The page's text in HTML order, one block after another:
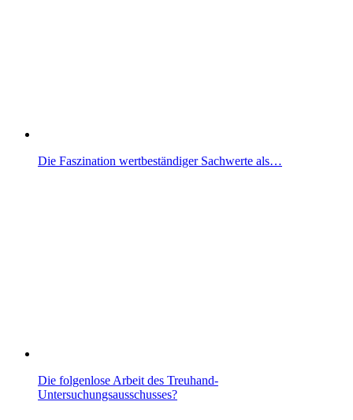
Die Faszination wertbeständiger Sachwerte als…
Die folgenlose Arbeit des Treuhand-
Untersuchungsausschusses?